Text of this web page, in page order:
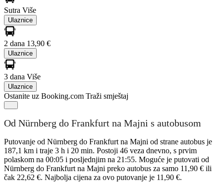
Sutra Više
Ulaznice
2 dana 13,90 €
Ulaznice
3 dana Više
Ulaznice
Ostanite uz Booking.com Traži smještaj
Od Nürnberg do Frankfurt na Majni s autobusom
Putovanje od Nürnberg do Frankfurt na Majni od strane autobus je
187,1 km i traje 3 h i 20 min. Postoji 46 veza dnevno, s prvim
polaskom na 00:05 i posljednjim na 21:55. Moguće je putovati od
Nürnberg do Frankfurt na Majni preko autobus za samo 11,90 € ili
čak 22,62 €. Najbolja cijena za ovo putovanje je 11,90 €.